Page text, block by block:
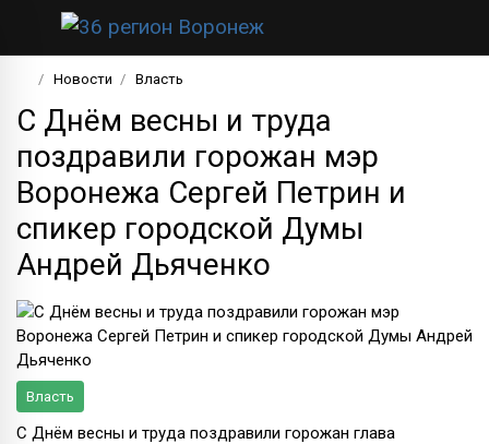
Новости Власть
С Днём весны и труда
поздравили горожан мэр
Воронежа Сергей Петрин и
спикер городской Думы
Андрей Дьяченко
Власть
С Днём весны и труда поздравили горожан глава